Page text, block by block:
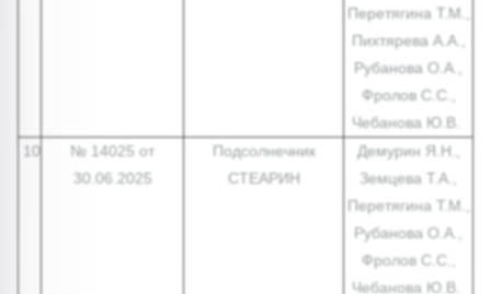
Перетягина Т.М.,
Пихтярева А.А.,
Рубанова О.А.,
Фролов С.С.,
Чебанова Ю.В.
10
№ 14025 от
30.06.2025
Подсолнечник
СТЕАРИН
Демурин Я.Н.,
Земцева Т.А.,
Перетягина Т.М.,
Рубанова О.А.,
Фролов С.С.,
Чебанова Ю.В.